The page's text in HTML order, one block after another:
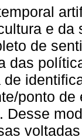
e
de
das
ponto
Desse